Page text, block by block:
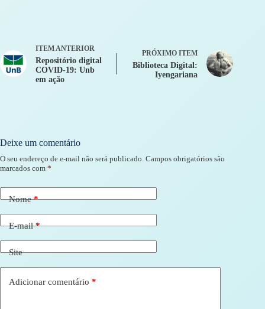
ITEM ANTERIOR
Repositório digital
COVID-19: Unb
em ação
PRÓXIMO ITEM
Biblioteca Digital:
Iyengariana
Deixe um comentário
O seu endereço de e-mail não será publicado. Campos obrigatórios são
marcados com *
Nome*
E-mail*
Site
Adicionar comentário *